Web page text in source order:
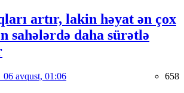
artır, lakin həyat ən çox
sahələrdə daha sürətlə
06 avqust, 01:06 658